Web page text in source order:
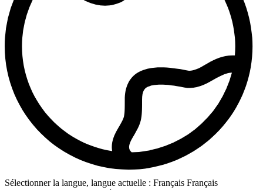
Sélectionner la langue, langue actuelle : Français Français